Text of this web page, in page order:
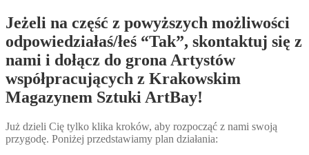
Jeżeli na część z powyższych możliwości
odpowiedziałaś/łeś “Tak”, skontaktuj się z
nami i dołącz do grona Artystów
współpracujących z Krakowskim
Magazynem Sztuki ArtBay!
Już dzieli Cię tylko klika kroków, aby rozpocząć z nami swoją
przygodę. Poniżej przedstawiamy plan działania: